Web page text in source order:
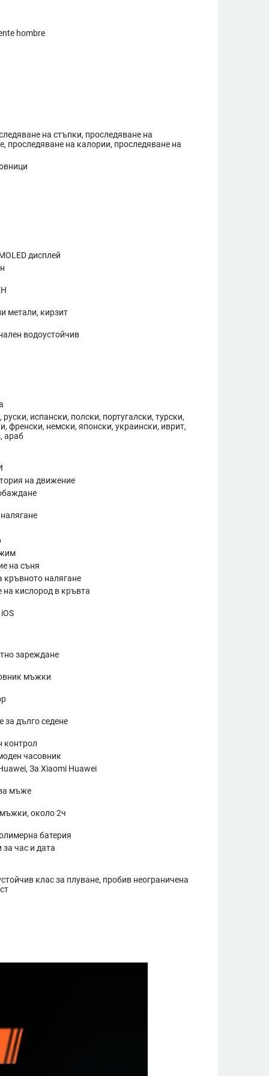
hombre
на стъпки, проследяване на
проследяване на калории, проследяване на
дисплей
метали, кирзит
водоустойчив
руски, испански, полски, португалски, турски,
френски, немски, японски, украински, иврит,
араб
на движение
на съня
кръвното налягане
на кислород в кръвта
зареждане
мъжки
за дълго седене
контрол
часовник
За Xiaomi Huawei
мъже
около 2ч
батерия
час и дата
клас за плуване, пробив неограничена